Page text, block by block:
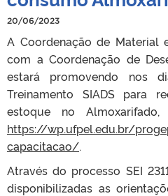
20/06/2023
A Coordenação de Material
com a Coordenação de
estará promovendo nos
Treinamento SIADS para
estoque no
https://wp.ufpel.edu.br/
capacitacao/.
Através do processo SEI
disponibilizadas as